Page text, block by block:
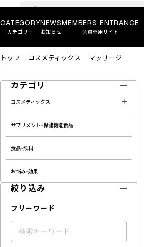
CATEGORY
カテゴリー
NEWS
お知らせ
MEMBERS ENTRANCE
会員専用サイト
トップ コスメティックス マッサージ
カテゴリ
コスメティックス
サプリメント・保健機能食品
食品・飲料
お悩み・効果
絞り込み
フリーワード